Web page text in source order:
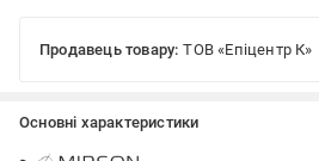
Продавець товару: ТОВ «Епіцентр К»
Основні характеристики